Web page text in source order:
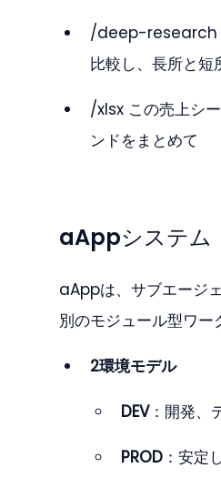
/deep-research
比較し、長所と短
/xlsx この売上シ
ンドをまとめて
aAppシステム
aAppは、サブエージ
別のモジュール型ワー
2環境モデル
DEV：開発、
PROD：安定